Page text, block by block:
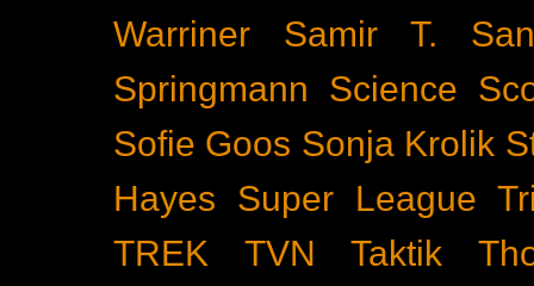
Warriner
Samir T.
Springmann
Science
Sofie Goos Sonja Krolik
Hayes
Super League
TREK
TVN Taktik